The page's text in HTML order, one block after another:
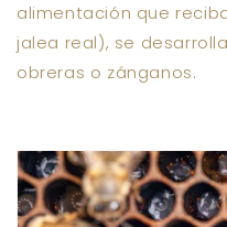
alimentación que
jalea real), se
obreras o zánganos.